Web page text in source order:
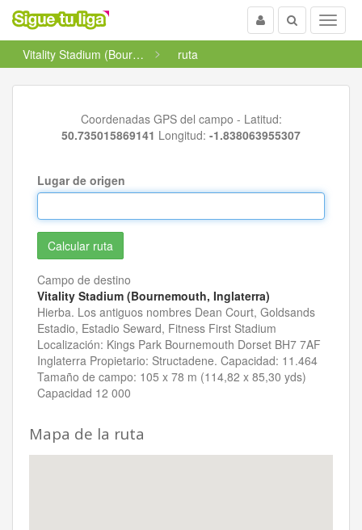
Menu
Buscar
Usuario
Vitality Stadium (Bournemouth, Inglaterra)
ruta
Coordenadas GPS del campo - Latitud:
50.735015869141 Longitud: -1.838063955307
Lugar de origen
Campo de destino
Vitality Stadium (Bournemouth, Inglaterra)
Hierba. Los antiguos nombres Dean Court, Goldsands
Estadio, Estadio Seward, Fitness First Stadium
Localización: Kings Park Bournemouth Dorset BH7 7AF
Inglaterra Propietario: Structadene. Capacidad: 11.464
Tamaño de campo: 105 x 78 m (114,82 x 85,30 yds)
Capacidad 12 000
Mapa de la ruta